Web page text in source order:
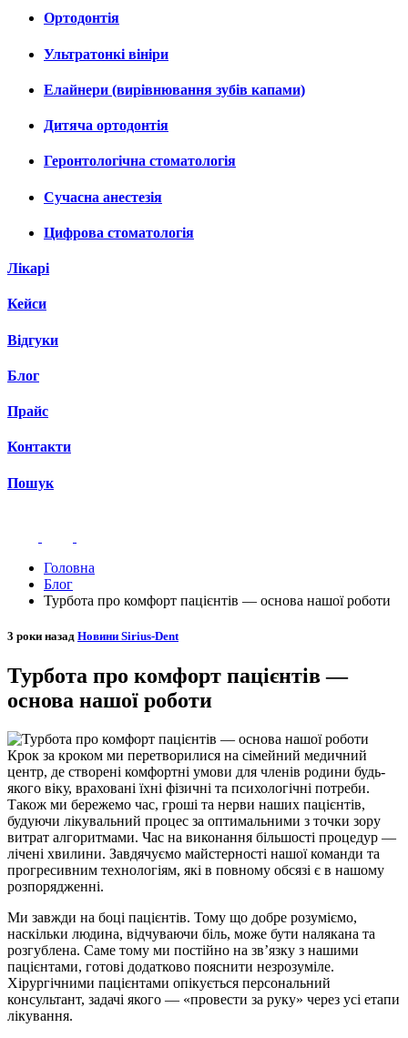
Ортодонтія
Ультратонкі вініри
Елайнери (вирівнювання зубів капами)
Дитяча ортодонтія
Геронтологічна стоматологія
Сучасна анестезія
Цифрова стоматологія
Лікарі
Кейси
Відгуки
Блог
Прайс
Контакти
Пошук
Головна
Блог
Турбота про комфорт пацієнтів — основа нашої роботи
3 роки назад Новини Sirius-Dent
Турбота про комфорт пацієнтів —
основа нашої роботи
Крок за кроком ми перетворилися на сімейний медичний
центр, де створені комфортні умови для членів родини будь-
якого віку, враховані їхні фізичні та психологічні потреби.
Також ми бережемо час, гроші та нерви наших пацієнтів,
будуючи лікувальний процес за оптимальними з точки зору
витрат алгоритмами. Час на виконання більшості процедур —
лічені хвилини. Завдячуємо майстерності нашої команди та
прогресивним технологіям, які в повному обсязі є в нашому
розпорядженні.
Ми завжди на боці пацієнтів. Тому що добре розуміємо,
наскільки людина, відчуваючи біль, може бути налякана та
розгублена. Саме тому ми постійно на зв’язку з нашими
пацієнтами, готові додатково пояснити незрозуміле.
Хірургічними пацієнтами опікується персональний
консультант, задачі якого — «провести за руку» через усі етапи
лікування.